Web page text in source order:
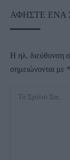
ΑΦΉΣΤΕ ΈΝΑ
Η ηλ. διεύθυνση
σημειώνονται με *